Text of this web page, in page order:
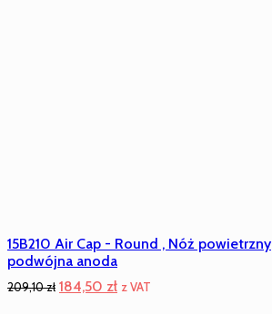
15B210 Air Cap - Round , Nóż powietrzny
podwójna anoda
209,10zł Pierwotna
184,50 złAktualna
z VAT